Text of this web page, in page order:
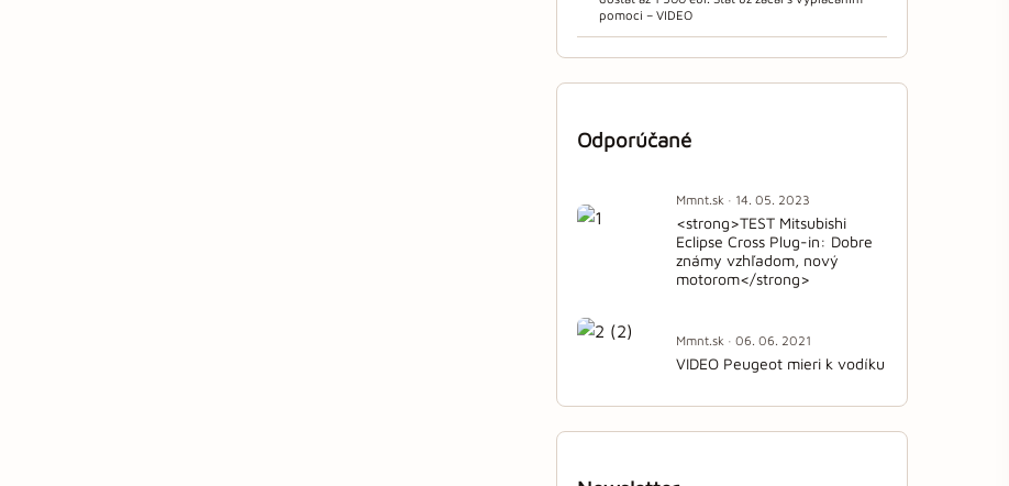
pomoci – VIDEO
Odporúčané
Mmnt.sk · 14. 05. 2023
<strong>TEST Mitsubishi
Eclipse Cross Plug-in: Dobre
známy vzhľadom, nový
motorom</strong>
Mmnt.sk · 06. 06. 2021
VIDEO Peugeot mieri k vodíku